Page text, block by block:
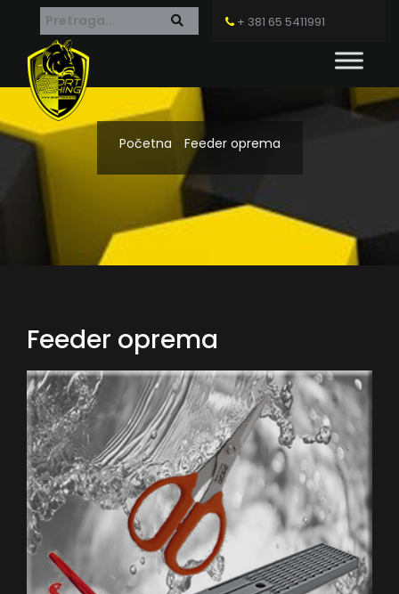
+ 381 65 5411991
Početna » Feeder oprema
Feeder oprema